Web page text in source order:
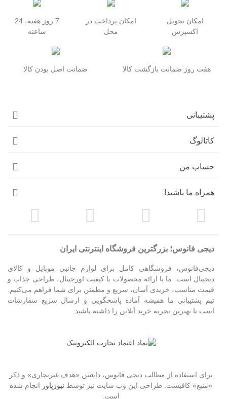
امکان تحویل
اکسپرس
امکان پرداخت در
محل
7 روز هفته، 24
ساعته
هفت روز ضمانت بازگشت کالا ضمانت اصل بودن کالا
پشتیبانی
کاتالوگ
حساب من
همراه ما باشید!
دیجی فانوس؛ بزرگترین فروشگاه اینترنتی ایران
دیجی‌فانوس، فروشگاهی کامل برای لوازم جانبی موبایل و کالای
دیجیتال است. ما با ارائه محصولات با کیفیت اورجینال، طراحی جذاب و
قیمت مناسب، خریدی آسان، سریع و مطمئن برای شما فراهم می‌کنیم.
تیم پشتیبانی ما همیشه آماده پاسخگویی و ارسال سریع سفارشات
است تا بهترین تجربه خرید آنلاین را داشته باشید.
برای استفاده از مطالب دیجی فانوس، داشتن «هدف غیرتجاری» و ذکر
«منبع» کافیست. طراحی این وب سایت نیز توسط نیوزپاور انجام شده
است.